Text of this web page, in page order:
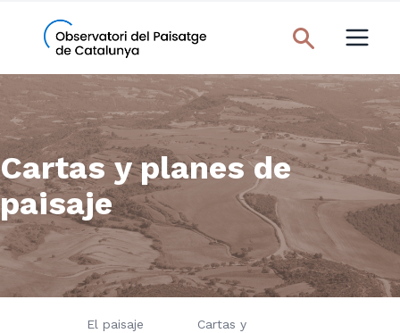
Cartas y planes de
paisaje
El paisaje
Cartas y